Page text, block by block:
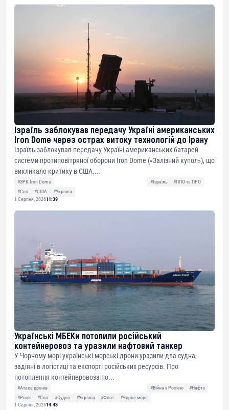
Ізраїль заблокував передачу Україні американських
Iron Dome через острах витоку технологій до Ірану
Ізраїль заблокував передачу Україні американських батарей
системи протиповітряної оборони Iron Dome («Залізний купол»), що
викликало критику в США....
#ЗРК Iron Dome #Ізраїль
#ППО та ПРО
#Світ
#США
#Україна
1 Серпня, 202611:39
Українські МБЕКи потопили російський
контейнеровоз та уразили нафтовий танкер
У Чорному морі українські морські дрони уразили два судна,
задіяні в логістиці та експорті російських ресурсів. Про
потоплення контейнеровоза по...
#Атака дронів #Війна з Росією
#Нафта
#Росія
#Світ #Судно #Україна #Флот
#Чорне море
1 Серпня, 202614:43